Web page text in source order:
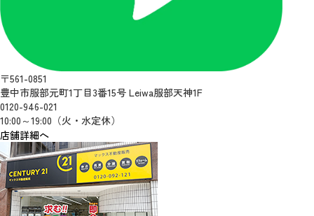
〒561-0851
豊中市服部元町1丁目3番15号 Leiwa服部天神1F
0120-946-021
10:00～19:00（火・水定休）
店舗詳細へ